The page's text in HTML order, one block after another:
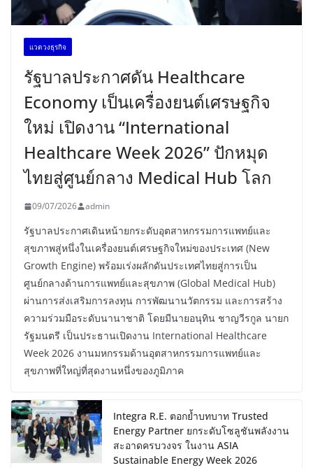
เเวดวงธุรกิจ
รัฐบาลประกาศดัน Healthcare
Economy เป็นเครื่องยนต์เศรษฐกิจ
ใหม่ เปิดงาน “International
Healthcare Week 2026” ปักหมุด
ไทยสู่ศูนย์กลาง Medical Hub โลก
09/07/2026 admin
รัฐบาลประกาศเดินหน้ายกระดับอุตสาหกรรมการแพทย์และ
สุขภาพสู่หนึ่งในเครื่องยนต์เศรษฐกิจใหม่ของประเทศ (New
Growth Engine) พร้อมเร่งผลักดันประเทศไทยสู่การเป็น
ศูนย์กลางด้านการแพทย์และสุขภาพ (Global Medical Hub)
ผ่านการส่งเสริมการลงทุน การพัฒนานวัตกรรม และการสร้าง
ความร่วมมือระดับนานาชาติ โดยมีนายอนุทิน ชาญวีรกูล นายก
รัฐมนตรี เป็นประธานเปิดงาน International Healthcare
Week 2026 งานมหกรรมด้านอุตสาหกรรมการแพทย์และ
สุขภาพที่ใหญ่ที่สุดงานหนึ่งของภูมิภาค
Integra R.E. ตอกย้ำบทบาท Trusted
Energy Partner ยกระดับโซลูชันพลังงาน
สะอาดครบวงจร ในงาน ASIA
Sustainable Energy Week 2026